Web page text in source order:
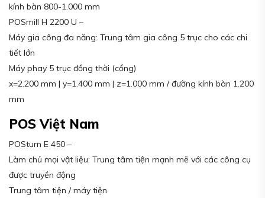
kính bàn 800-1.000 mm
POSmill H 2200 U –
Máy gia công đa năng: Trung tâm gia công 5 trục cho các chi
tiết lớn
Máy phay 5 trục đồng thời (cổng)
x=2.200 mm | y=1.400 mm | z=1.000 mm / đường kính bàn 1.200
mm
POS Việt Nam
POSturn E 450 –
Làm chủ mọi vật liệu: Trung tâm tiện mạnh mẽ với các công cụ
được truyền động
Trung tâm tiện / máy tiện